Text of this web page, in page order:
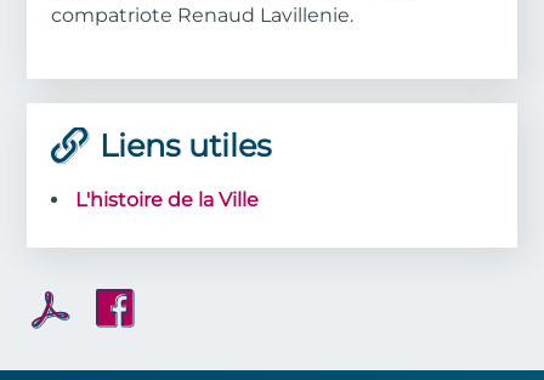
compatriote Renaud Lavillenie.
Liens utiles
L'histoire de la Ville